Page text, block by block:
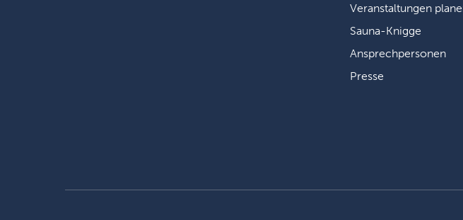
Veranstaltungen
Sauna-Knigge
Ansprechpersonen
Presse